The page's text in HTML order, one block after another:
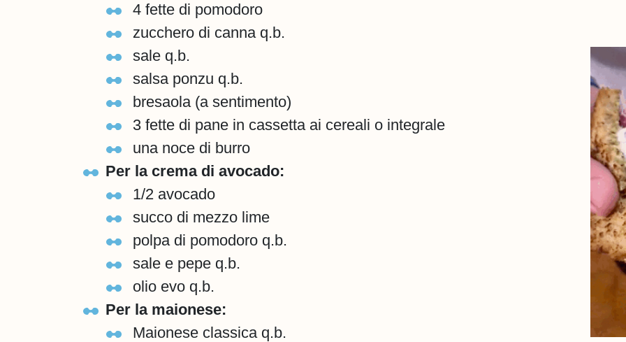
4 fette di pomodoro
zucchero di canna q.b.
sale q.b.
salsa ponzu q.b.
bresaola (a sentimento)
3 fette di pane in cassetta ai cereali o integrale
una noce di burro
Per la crema di avocado:
1/2 avocado
succo di mezzo lime
polpa di pomodoro q.b.
sale e pepe q.b.
olio evo q.b.
Per la maionese:
Maionese classica q.b.